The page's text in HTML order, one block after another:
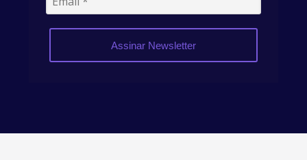
Assinar Newsletter